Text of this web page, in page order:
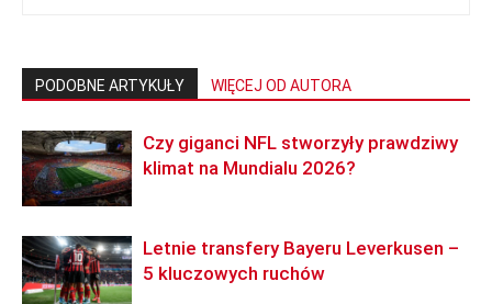
PODOBNE ARTYKUŁY WIĘCEJ OD AUTORA
Czy giganci NFL stworzyły prawdziwy
klimat na Mundialu 2026?
Letnie transfery Bayeru Leverkusen –
5 kluczowych ruchów